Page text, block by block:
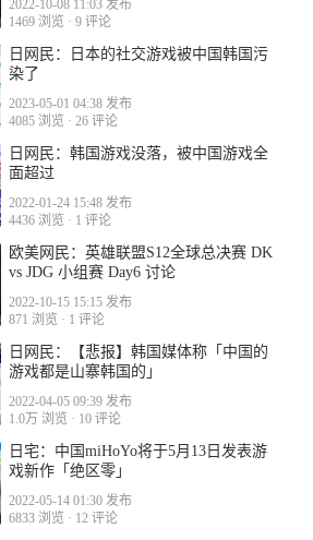
2022-10-08 11:03 发布
1469 浏览 · 9 评论
日网民：日本的社交游戏被中国韩国污
染了
2023-05-01 04:38 发布
4085 浏览 · 26 评论
日网民：韩国游戏没落，被中国游戏全
面超过
2022-01-24 15:48 发布
4436 浏览 · 1 评论
欧美网民：英雄联盟S12全球总决赛 DK
vs JDG 小组赛 Day6 讨论
2022-10-15 15:15 发布
871 浏览 · 1 评论
日网民：【悲报】韩国媒体称「中国的
游戏都是山寨韩国的」
2022-04-05 09:39 发布
1.0万 浏览 · 10 评论
日宅：中国miHoYo将于5月13日发表游
戏新作「绝区零」
2022-05-14 01:30 发布
6833 浏览 · 12 评论